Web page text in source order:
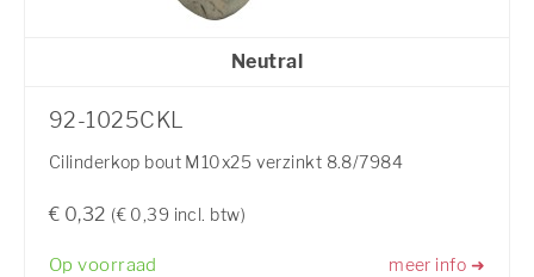
Neutral
92-1025CKL
Cilinderkop bout M10x25 verzinkt 8.8/7984
€ 0,32 (€ 0,39 incl. btw)
Op voorraad meer info ➜